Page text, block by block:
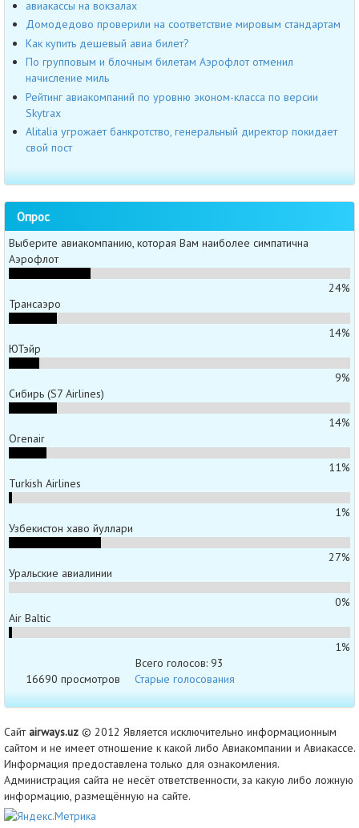
авиакассы на вокзалах
Домодедово проверили на соответствие мировым стандартам
Как купить дешевый авиа билет?
По групповым и блочным билетам Аэрофлот отменил
начисление миль
Рейтинг авиакомпаний по уровню эконом-класса по версии
Skytrax
Alitalia угрожает банкротство, генеральный директор покидает
свой пост
Опрос
Выберите авиакомпанию, которая Вам наиболее симпатична
Аэрофлот
24%
Трансаэро
14%
ЮТэйр
9%
Сибирь (S7 Airlines)
14%
Orenair
11%
Turkish Airlines
1%
Узбекистон хаво йуллари
27%
Уральские авиалинии
0%
Air Baltic
1%
Всего голосов: 93
16690 просмотров
Старые голосования
Сайтairways.uz © 2012 Является исключительно информационным
сайтом и не имеет отношение к какой либо Авиакомпании и Авиакассе.
Информация предоставлена только для ознакомления.
Администрация сайта не несёт ответственности, за какую либо ложную
информацию, размещённую на сайте.